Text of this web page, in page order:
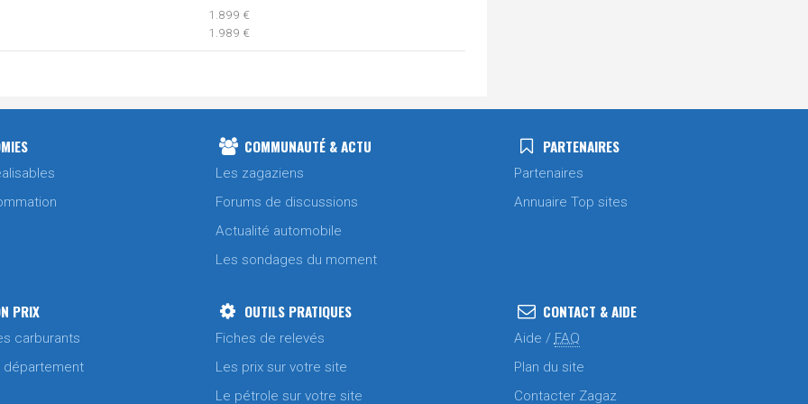
1.899 €
1.989 €
1.859 €COMMUNAUTÉ & ACTU
Les zagaziens
Forums de discussions
Actualité automobile
Les sondages du moment
PARTENAIRES
Partenaires
Annuaire Top sites
PRIX
carburants
département
OUTILS PRATIQUES
Fiches de relevés
Les prix sur votre site
Le pétrole sur votre site
CONTACT & AIDE
Aide / FAQ
Plan du site
Contacter Zagaz